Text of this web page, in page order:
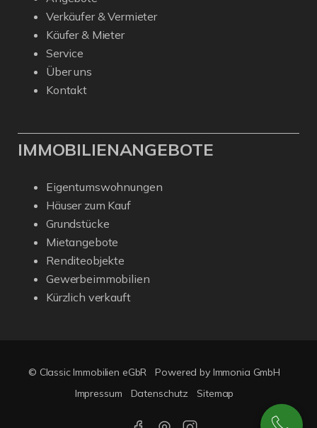
Verkäufer & Vermieter
Käufer & Mieter
Service
Über uns
Kontakt
IMMOBILIENANGEBOTE
Eigentumswohnungen
Häuser zum Kauf
Grundstücke
Mietangebote
Renditeobjekte
Gewerbeimmobilien
Kürzlich verkauft
© Classic Immobilien eGbR
Powered by Immonia GmbH
Impressum
Datenschutz Sitemap